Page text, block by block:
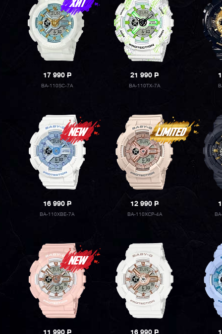
17 990P
BA-110SC-7A
21 990P
BA-110TX-7A
16 990P
BA-110XBE-7A
12 990P
BA-110XCP-4A
11 990P 16 990P